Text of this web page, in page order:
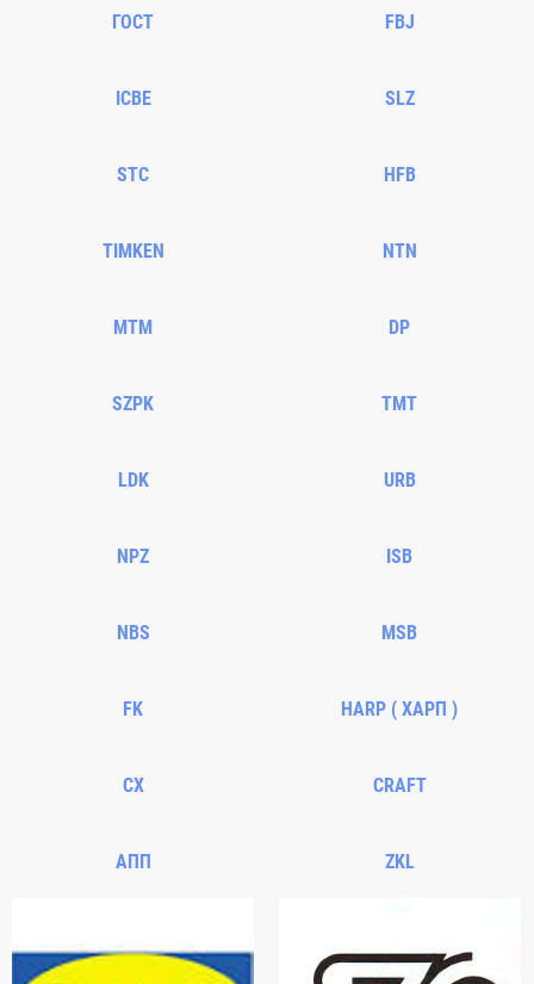
ГОСТ FBJ
ICBE SLZ
STC HFB
TIMKEN NTN
MTM DP
SZPK TMT
LDK URB
NPZ ISB
NBS MSB
FK HARP ( ХАРП )
CX CRAFT
АПП ZKL